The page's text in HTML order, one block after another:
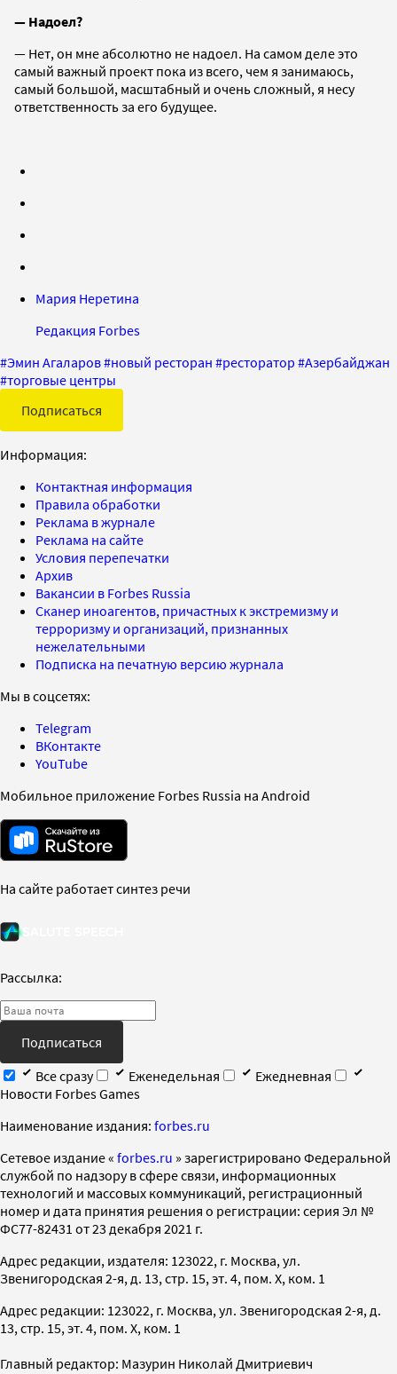
— Надоел?
— Нет, он мне абсолютно не надоел. На самом деле это
самый важный проект пока из всего, чем я занимаюсь,
самый большой, масштабный и очень сложный, я несу
ответственность за его будущее.
Мария Неретина
Редакция Forbes
#Эмин Агаларов#новый ресторан #ресторатор #Азербайджан
#торговые центры
Подписаться
Информация:
Контактная информация
Правила обработки
Реклама в журнале
Реклама на сайте
Условия перепечатки
Архив
Вакансии в Forbes Russia
Сканер иноагентов, причастных к экстремизму и
терроризму и организаций, признанных
нежелательными
Подписка на печатную версию журнала
Мы в соцсетях:
Telegram
ВКонтакте
YouTube
Мобильное приложение Forbes Russia на Android
На сайте работает синтез речи
Рассылка:
Подписаться
Все сразу
Еженедельная
Ежедневная
Новости Forbes Games
Наименование издания: forbes.ru
Cетевое издание « forbes.ru » зарегистрировано Федеральной
службой по надзору в сфере связи, информационных
технологий и массовых коммуникаций, регистрационный
номер и дата принятия решения о регистрации: серия Эл №
ФС77-82431 от 23 декабря 2021 г.
Адрес редакции, издателя: 123022, г. Москва, ул.
Звенигородская 2-я, д. 13, стр. 15, эт. 4, пом. X, ком. 1
Адрес редакции: 123022, г. Москва, ул. Звенигородская 2-я, д.
13, стр. 15, эт. 4, пом. X, ком. 1
Главный редактор: Мазурин Николай Дмитриевич